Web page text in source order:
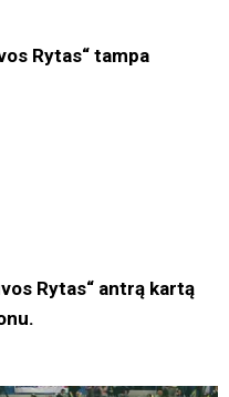
Rytas“ tampa
Rytas“ antrą kartą